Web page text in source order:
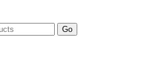
Go